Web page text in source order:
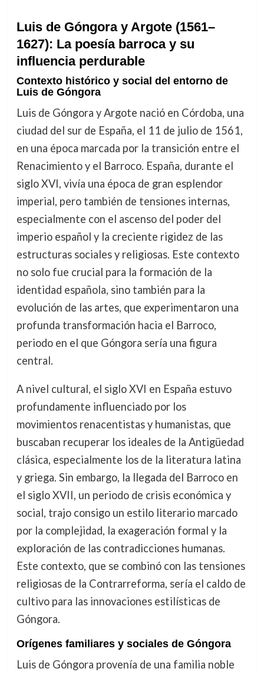
Luis de Góngora y Argote (1561–
1627): La poesía barroca y su
influencia perdurable
Contexto histórico y social del entorno de
Luis de Góngora
Luis de Góngora y Argote nació en Córdoba, una
ciudad del sur de España, el 11 de julio de 1561,
en una época marcada por la transición entre el
Renacimiento y el Barroco. España, durante el
siglo XVI, vivía una época de gran esplendor
imperial, pero también de tensiones internas,
especialmente con el ascenso del poder del
imperio español y la creciente rigidez de las
estructuras sociales y religiosas. Este contexto
no solo fue crucial para la formación de la
identidad española, sino también para la
evolución de las artes, que experimentaron una
profunda transformación hacia el Barroco,
periodo en el que Góngora sería una figura
central.
A nivel cultural, el siglo XVI en España estuvo
profundamente influenciado por los
movimientos renacentistas y humanistas, que
buscaban recuperar los ideales de la Antigüedad
clásica, especialmente los de la literatura latina
y griega. Sin embargo, la llegada del Barroco en
el siglo XVII, un periodo de crisis económica y
social, trajo consigo un estilo literario marcado
por la complejidad, la exageración formal y la
exploración de las contradicciones humanas.
Este contexto, que se combinó con las tensiones
religiosas de la Contrarreforma, sería el caldo de
cultivo para las innovaciones estilísticas de
Góngora.
Orígenes familiares y sociales de Góngora
Luis de Góngora provenía de una familia noble